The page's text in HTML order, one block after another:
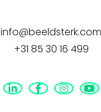
info@beeldsterk.com
+31 85 30 16 499